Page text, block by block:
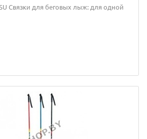
Связки для беговых лыж: для одной